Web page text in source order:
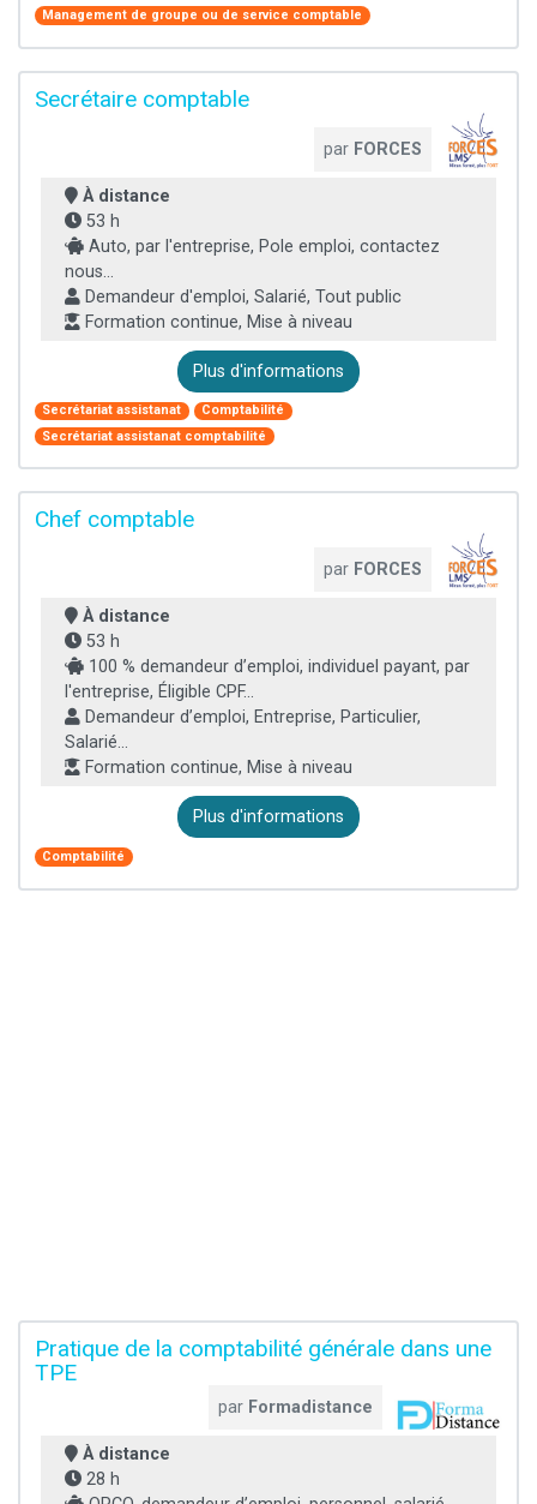
Management de groupe ou de service comptable
Secrétaire comptable
par FORCES
À distance
53 h
Auto, par l'entreprise, Pole emploi, contactez
nous...
Demandeur d'emploi, Salarié, Tout public
Formation continue, Mise à niveau
Plus d'informations
Secrétariat assistanat
Comptabilité
Secrétariat assistanat comptabilité
Chef comptable
par FORCES
À distance
53 h
100 % demandeur d’emploi, individuel payant, par
l'entreprise, Éligible CPF...
Demandeur d’emploi, Entreprise, Particulier,
Salarié...
Formation continue, Mise à niveau
Plus d'informations
Comptabilité
Pratique de la comptabilité générale dans une
TPE
par Formadistance
À distance
28 h